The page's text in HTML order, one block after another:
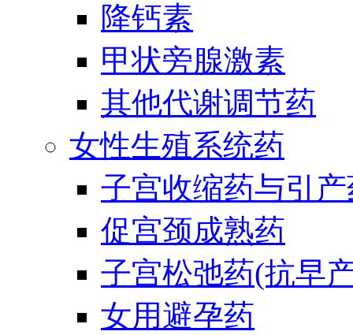
降钙素
甲状旁腺激素
其他代谢调节药
女性生殖系统药
子宫收缩药与引
促宫颈成熟药
子宫松弛药(抗早
女用避孕药